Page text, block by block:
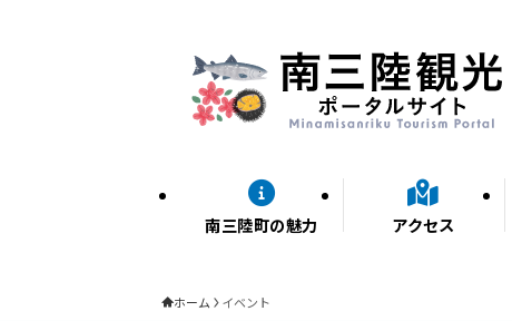
南三陸町の魅力 アクセス
ホーム イベント